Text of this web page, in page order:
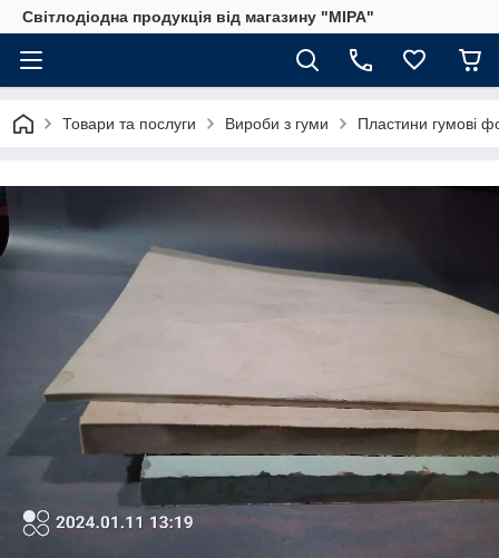
Світлодіодна продукція від магазину "МІРА"
Товари та послуги Вироби з гуми Пластини гумові